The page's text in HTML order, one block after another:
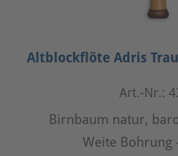
Altblockflöte Adris
Art.-Nr.:
Birnbaum natur,
Weite Bohrung